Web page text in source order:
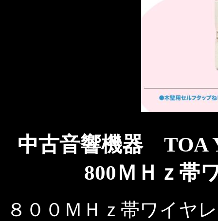
中古音響機器 TOA
800ＭＨｚ帯
８００ＭＨｚ帯ワイヤ